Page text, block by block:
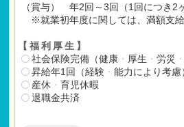
（賞与） 年2回～3回（1回につき2
※就業初年度に関しては、満額支
【福利厚生】
社会保険完備（健康・ 厚生 ・ 労災 ・
昇給年1回（経験・ 能力により考慮
産休・ 育児休暇
退職金共済